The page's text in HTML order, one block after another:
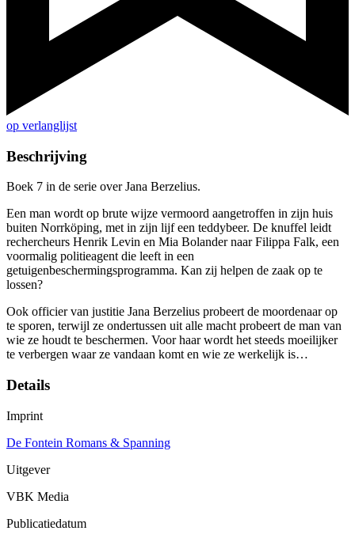
op verlanglijst
Beschrijving
Boek 7 in de serie over Jana Berzelius.
Een man wordt op brute wijze vermoord aangetroffen in zijn huis
buiten Norrköping, met in zijn lijf een teddybeer. De knuffel leidt
rechercheurs Henrik Levin en Mia Bolander naar Filippa Falk, een
voormalig politieagent die leeft in een
getuigenbeschermingsprogramma. Kan zij helpen de zaak op te
lossen?
Ook officier van justitie Jana Berzelius probeert de moordenaar op
te sporen, terwijl ze ondertussen uit alle macht probeert de man van
wie ze houdt te beschermen. Voor haar wordt het steeds moeilijker
te verbergen waar ze vandaan komt en wie ze werkelijk is…
Details
Imprint
De Fontein Romans & Spanning
Uitgever
VBK Media
Publicatiedatum